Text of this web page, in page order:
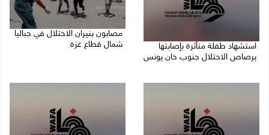
استشهاد طفلة متأثرة بإصابتها
برصاص الاحتلال جنوب خان يونس
مصابون بنيران الاحتلال في جباليا
شمال قطاع غزة